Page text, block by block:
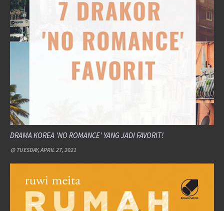
DRAMA KOREA 'NO ROMANCE' YANG JADI FAVORIT!
TUESDAY, APRIL 27, 2021